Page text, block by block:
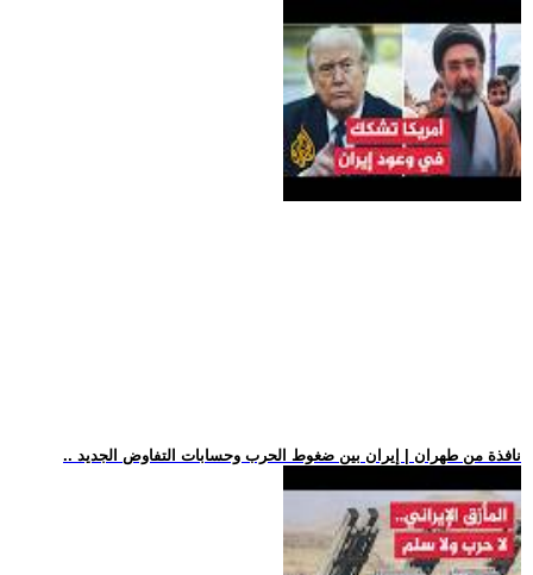
.. نافذة من طهران | إيران بين ضغوط الحرب وحسابات التفاوض الجديد